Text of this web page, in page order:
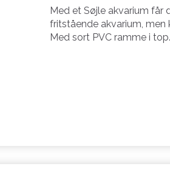
Med et Søjle akvarium får
fritstående akvarium, men
Med sort PVC ramme i